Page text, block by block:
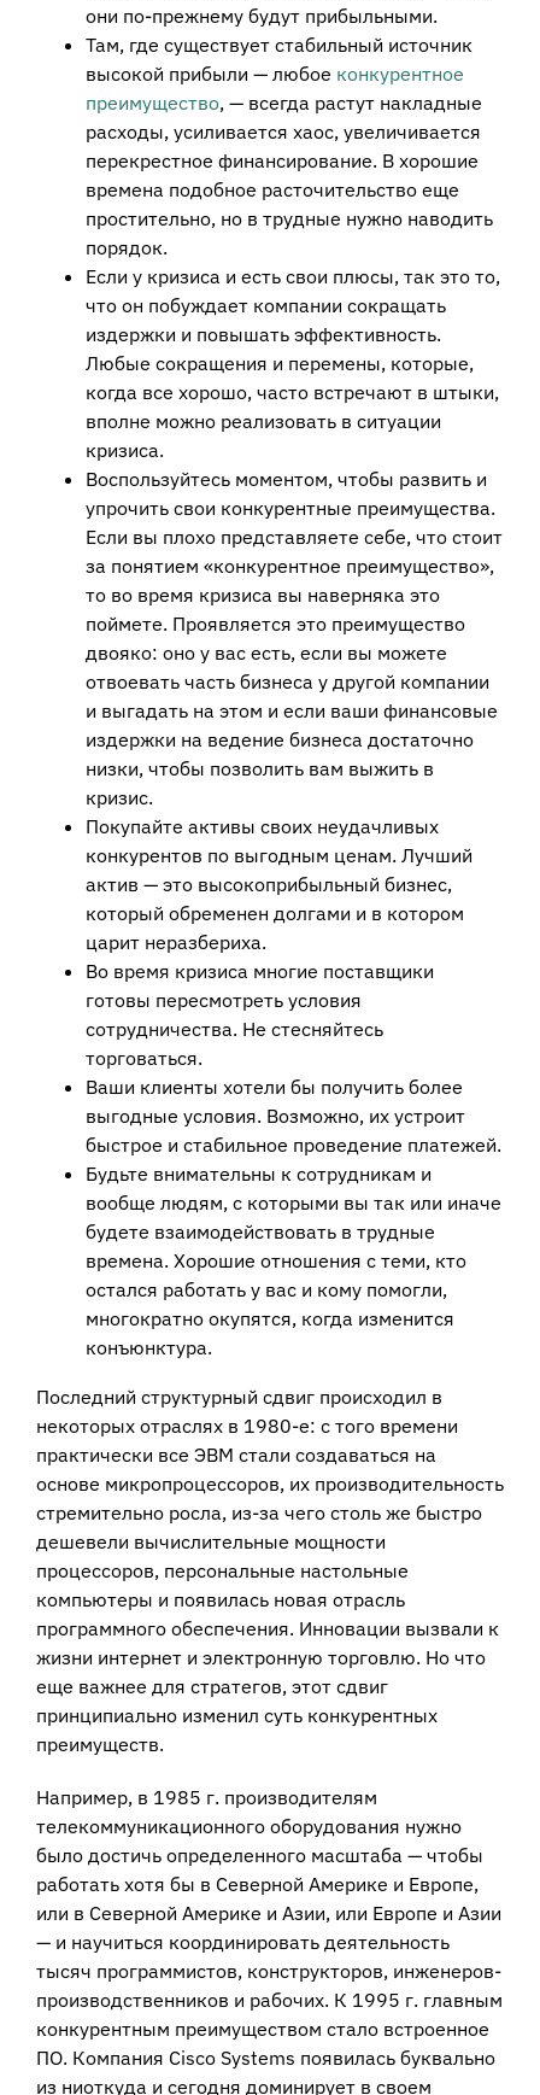
они по-прежнему будут прибыльными.
Там, где существует стабильный источник
высокой прибыли — любое конкурентное
преимущество, — всегда растут накладные
расходы, усиливается хаос, увеличивается
перекрестное финансирование. В хорошие
времена подобное расточительство еще
простительно, но в трудные нужно наводить
порядок.
Если у кризиса и есть свои плюсы, так это то,
что он побуждает компании сокращать
издержки и повышать эффективность.
Любые сокращения и перемены, которые,
когда все хорошо, часто встречают в штыки,
вполне можно реализовать в ситуации
кризиса.
Воспользуйтесь моментом, чтобы развить и
упрочить свои конкурентные преимущества.
Если вы плохо представляете себе, что стоит
за понятием «конкурентное преимущество»,
то во время кризиса вы наверняка это
поймете. Проявляется это преимущество
двояко: оно у вас есть, если вы можете
отвоевать часть бизнеса у другой компании
и выгадать на этом и если ваши финансовые
издержки на ведение бизнеса достаточно
низки, чтобы позволить вам выжить в
кризис.
Покупайте активы своих неудачливых
конкурентов по выгодным ценам. Лучший
актив — это высокоприбыльный бизнес,
который обременен долгами и в котором
царит неразбериха.
Во время кризиса многие поставщики
готовы пересмотреть условия
сотрудничества. Не стесняйтесь
торговаться.
Ваши клиенты хотели бы получить более
выгодные условия. Возможно, их устроит
быстрое и стабильное проведение платежей.
Будьте внимательны к сотрудникам и
вообще людям, с которыми вы так или иначе
будете взаимодействовать в трудные
времена. Хорошие отношения с теми, кто
остался работать у вас и кому помогли,
многократно окупятся, когда изменится
конъюнктура.
Последний структурный сдвиг происходил в
некоторых отраслях в 1980-е: с того времени
практически все ЭВМ стали создаваться на
основе микропроцессоров, их производительность
стремительно росла, из-за чего столь же быстро
дешевели вычислительные мощности
процессоров, персональные настольные
компьютеры и появилась новая отрасль
программного обеспечения. Инновации вызвали к
жизни интернет и электронную торговлю. Но что
еще важнее для стратегов, этот сдвиг
принципиально изменил суть конкурентных
преимуществ.
Например, в 1985 г. производителям
телекоммуникационного оборудования нужно
было достичь определенного масштаба — чтобы
работать хотя бы в Северной Америке и Европе,
или в Северной Америке и Азии, или Европе и Азии
— и научиться координировать деятельность
тысяч программистов, конструкторов, инженеров-
производственников и рабочих. К 1995 г. главным
конкурентным преимуществом стало встроенное
ПО. Компания Cisco Systems появилась буквально
из ниоткуда и сегодня доминирует в своем